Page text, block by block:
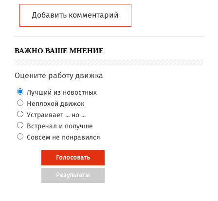
Добавить комментарий
ВАЖНО ВАШЕ МНЕНИЕ
Оцените работу движка
Лучший из новостных
Неплохой движок
Устраивает ... но ...
Встречал и получше
Совсем не понравился